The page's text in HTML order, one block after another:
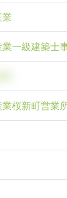
一級建築士
桜新町営業